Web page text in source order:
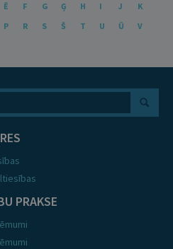
Ē F G Ģ H I J
K
P R S Š T U Ū
V
PRAKSE